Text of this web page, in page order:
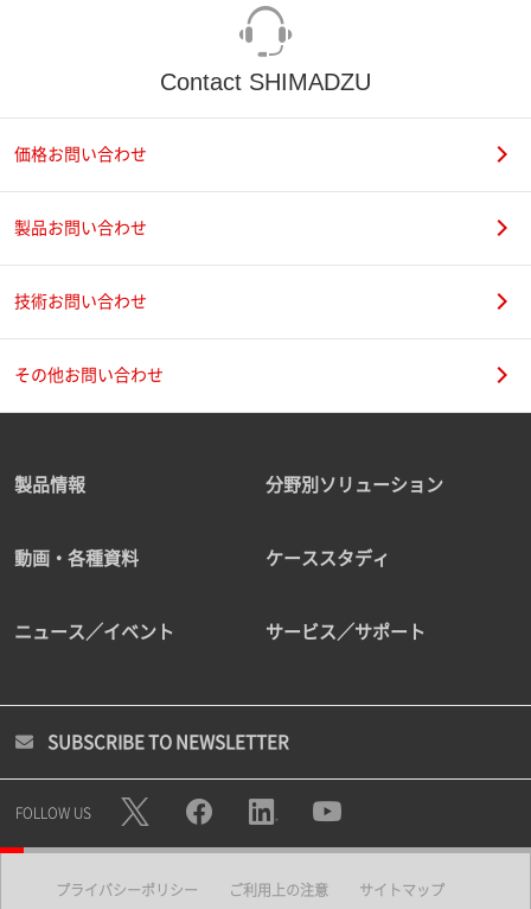
Contact SHIMADZU
価格お問い合わせ
製品お問い合わせ
技術お問い合わせ
その他お問い合わせ
製品情報 分野別ソリューション
動画・各種資料 ケーススタディ
ニュース／イベント サービス／サポート
SUBSCRIBE TO NEWSLETTER
FOLLOW US
プライバシーポリシー ご利用上の注意 サイトマップ